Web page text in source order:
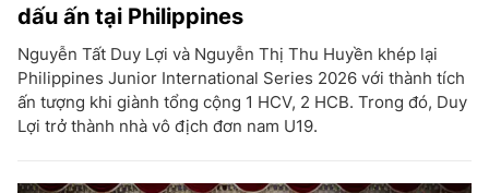
dấu ấn tại Philippines
Nguyễn Tất Duy Lợi và Nguyễn Thị Thu Huyền khép lại
Philippines Junior International Series 2026 với thành tích
ấn tượng khi giành tổng cộng 1 HCV, 2 HCB. Trong đó, Duy
Lợi trở thành nhà vô địch đơn nam U19.